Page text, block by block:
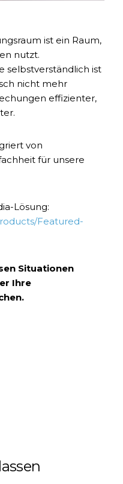
ist ein Raum,
nutzt.
selbstverständlich ist
nicht mehr
effizienter,
von
für unsere
Lösung:
Featured-
Situationen
Ihre